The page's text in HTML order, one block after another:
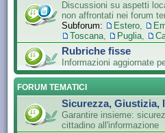
Discussioni su aspetti
non affrontati nei forum
Subforum:
Estero
Toscana
Puglia
Rubriche fisse
Informazioni aggiornate
FORUM TEMATICI
Sicurezza, Giustizia,
Garantire insieme:
cittadino all'informazione